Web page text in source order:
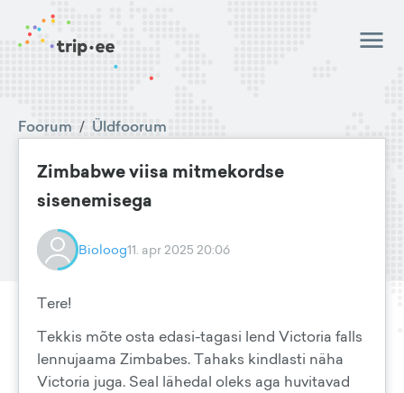
Foorum / Üldfoorum
Zimbabwe viisa mitmekordse
sisenemisega
Bioloog11. apr 2025 20:06
Tere!
Tekkis mõte osta edasi-tagasi lend Victoria falls
lennujaama Zimbabes. Tahaks kindlasti näha
Victoria juga. Seal lähedal oleks aga huvitavad